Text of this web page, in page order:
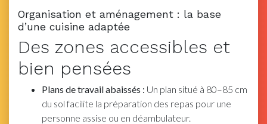
Organisation et aménagement : la base
d’une cuisine adaptée
Des zones accessibles et
bien pensées
Plans de travail abaissés : Un plan situé à 80–85 cm
du sol facilite la préparation des repas pour une
personne assise ou en déambulateur.